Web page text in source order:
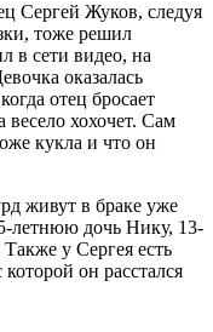
Сергей Жуков, следуя
тоже решил
в сети видео, на
оказалась
отец бросает
хохочет. Сам
кукла и что он
живут в браке уже
летнюю дочь Нику, 13-
у Сергея есть
он расстался